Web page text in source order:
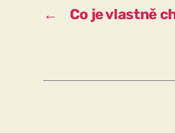
← Co je vlastně